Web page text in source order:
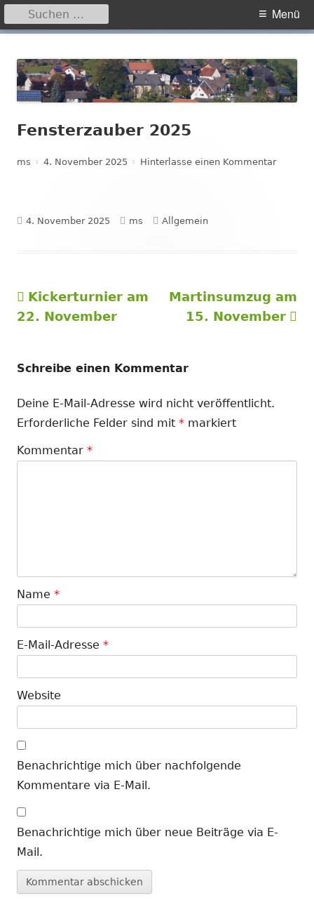
zum
Inhalt
Primäres
Menü
Suchen
nach:
Fensterzauber 2025
Autor
ms Veröffentlicht
4. November 2025 Hinterlasse einen Kommentarzu
Veröffentlicht
4. November 2025 Autor
ms Kategorien
Allgemein
Beitragsnavigation
Vorheriger
Beitrag:
Kickerturnier am
22. November
Nächster
Beitrag
Martinsumzug am
15. November
Schreibe einen Kommentar
Deine E-Mail-Adresse wird nicht veröffentlicht.
Erforderliche Felder sind mit * markiert
Kommentar *
Name *
E-Mail-Adresse *
Website
Benachrichtige mich über nachfolgende
Kommentare via E-Mail.
Benachrichtige mich über neue Beiträge via E-
Mail.